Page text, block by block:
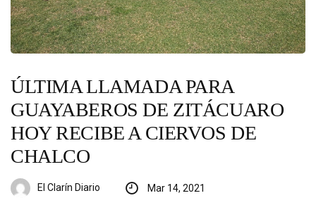
ÚLTIMA LLAMADA PARA
GUAYABEROS DE ZITÁCUARO
HOY RECIBE A CIERVOS DE
CHALCO
El Clarín Diario Mar 14, 2021